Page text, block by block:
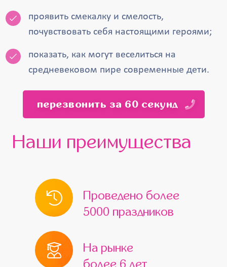
проявить смекалку и смелость,
почувствовать себя настоящими героями;
показать, как могут веселиться на
средневековом пире современные дети.
перезвонить за 60 секунд
Наши преимущества
Проведено более
5000 праздников
На рынке
более 6 лет